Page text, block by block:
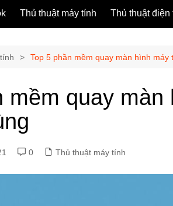
Thủ thuật máy tính Thủ thuật điện
Top 5 phần mềm quay màn hình máy
mềm quay
0 Thủ thuật máy tính